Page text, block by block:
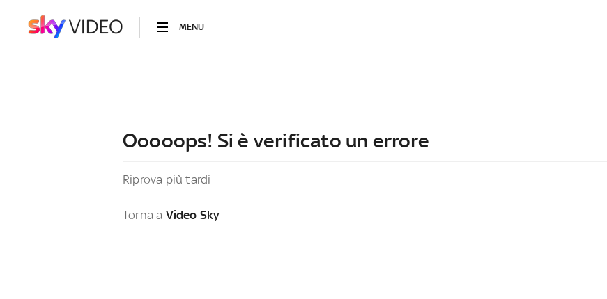
MENU
Ooooops! Si è verificato un errore
Riprova più tardi
Torna a Video Sky